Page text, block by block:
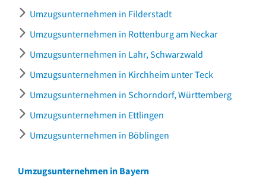
Umzugsunternehmen in Filderstadt
Umzugsunternehmen in Rottenburg am Neckar
Umzugsunternehmen in Lahr, Schwarzwald
Umzugsunternehmen in Kirchheim unter Teck
Umzugsunternehmen in Schorndorf, Württemberg
Umzugsunternehmen in Ettlingen
Umzugsunternehmen in Böblingen
Umzugsunternehmen in Bayern